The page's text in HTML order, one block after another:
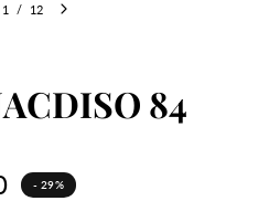
1 / 12
84
- 29%